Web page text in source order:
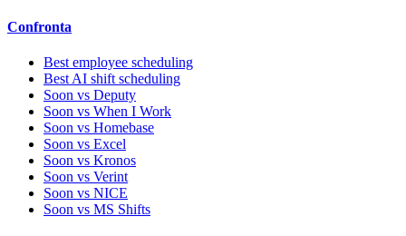
Confronta
Best employee scheduling
Best AI shift scheduling
Soon vs Deputy
Soon vs When I Work
Soon vs Homebase
Soon vs Excel
Soon vs Kronos
Soon vs Verint
Soon vs NICE
Soon vs MS Shifts